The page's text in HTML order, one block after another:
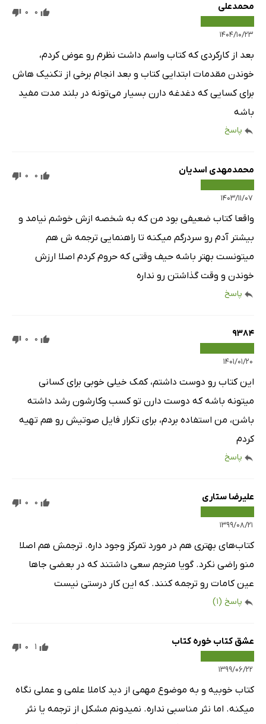
محمدعلی
۱۴۰۴/۱۰/۲۳
0
0
بعد از کارکردی که کتاب واسم داشت نظرم رو عوض کردم،
خوندن مقدمات ابتدایی کتاب و بعد انجام برخی از تکنیک هاش
برای کسایی که دغدغه دارن بسیار می‌تونه در بلند مدت مفید
باشه
پاسخ
محمدمهدی اسدیان
۱۴۰۳/۱۱/۰۷
0
0
واقعا کتاب ضعیفی بود من که به شخصه ازش خوشم نیامد و
بیشتر آدم رو سردرگم میکنه تا راهنمایی ترجمه ش هم
میتونست بهتر باشه حیف وقتی که حروم کردم اصلا ارزش
خوندن و وقت گذاشتن رو نداره
پاسخ
9384
۱۴۰۱/۰۱/۲۰
0
0
این کتاب رو دوست داشتم، کمک خیلی خوبی برای کسانی
میتونه باشه که دوست دارن تو کسب وکارشون رشد داشته
باشن، من استفاده بردم، برای تکرار فایل صوتیش رو هم تهیه
کردم
پاسخ
علیرضا ستاری
۱۳۹۹/۰۸/۲۱
0
0
کتاب‌های بهتری هم در مورد تمرکز وجود داره. ترجمش هم اصلا
منو راضی نکرد. گویا مترجم سعی داشتند که در بعضی جاها
عین کامات رو ترجمه کنند. که این کار درستی نیست
پاسخ (1)
عشق کتاب خوره کتاب
۱۳۹۹/۰۶/۲۲
1
0
کتاب خوبیه و به موضوع مهمی از دید کاملا علمی و عملی نگاه
میکنه. اما نثر مناسبی نداره. نمیدونم مشکل از ترجمه یا نثر